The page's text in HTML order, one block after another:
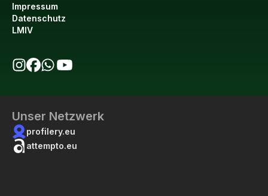
Impressum
Datenschutz
LMIV
Unser Netzwerk
profilery.eu
attempto.eu